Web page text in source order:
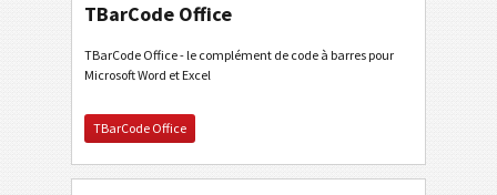
TBarCode Office
TBarCode Office - le complément de code à barres pour
Microsoft Word et Excel
TBarCode Office